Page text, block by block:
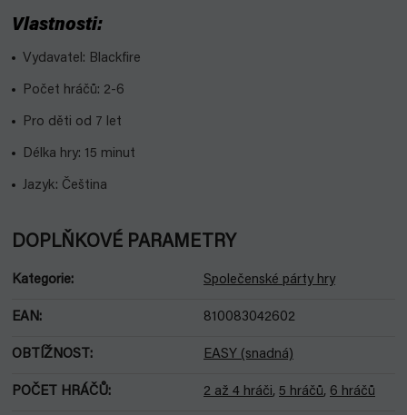
Vlastnosti:
Vydavatel: Blackfire
Počet hráčů: 2-6
Pro děti od 7 let
Délka hry: 15 minut
Jazyk: Čeština
DOPLŇKOVÉ PARAMETRY
Kategorie: Společenské párty hry
EAN: 810083042602
OBTÍŽNOST : EASY (snadná)
POČET HRÁČŮ: 2 až 4 hráči, 5 hráčů, 6 hráčů